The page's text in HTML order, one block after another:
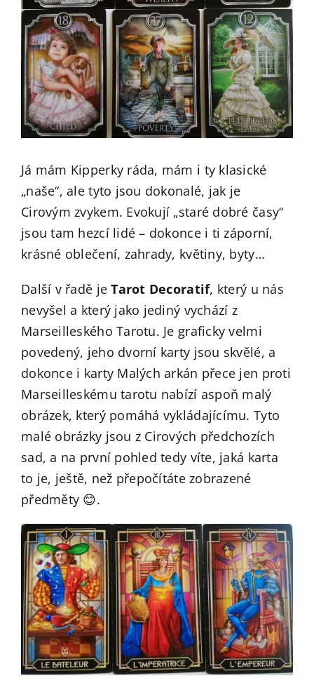
Já mám Kipperky ráda, mám i ty klasické
„naše“, ale tyto jsou dokonalé, jak je
Cirovým zvykem. Evokují „staré dobré časy“
jsou tam hezcí lidé – dokonce i ti záporní,
krásné oblečení, zahrady, květiny, byty…
Další v řadě jeTarot Decoratif, který u nás
nevyšel a který jako jediný vychází z
Marseilleského Tarotu. Je graficky velmi
povedený, jeho dvorní karty jsou skvělé, a
dokonce i karty Malých arkán přece jen proti
Marseilleskému tarotu nabízí aspoň malý
obrázek, který pomáhá vykládajícímu. Tyto
malé obrázky jsou z Cirových předchozích
sad, a na první pohled tedy víte, jaká karta
to je, ještě, než přepočítáte zobrazené
předměty 😊.